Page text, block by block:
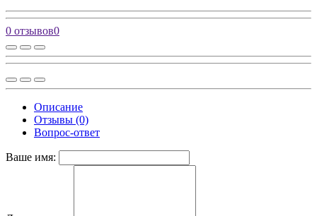
0 отзывов0
Описание
Отзывы (0)
Вопрос-ответ
Ваше имя: